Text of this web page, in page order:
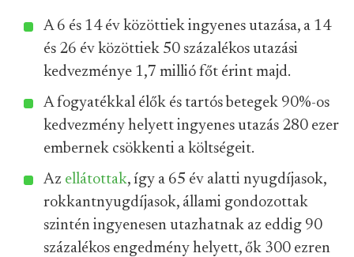
A 6 és 14 év közöttiek ingyenes utazása, a 14
és 26 év közöttiek 50 százalékos utazási
kedvezménye 1,7 millió főt érint majd.
A fogyatékkal élők és tartós betegek 90%-os
kedvezmény helyett ingyenes utazás 280 ezer
embernek csökkenti a költségeit.
Az ellátottak, így a 65 év alatti nyugdíjasok,
rokkantnyugdíjasok, állami gondozottak
szintén ingyenesen utazhatnak az eddig 90
százalékos engedmény helyett, ők 300 ezren